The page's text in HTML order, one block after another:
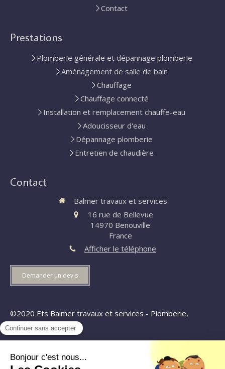
Contact
Prestations
Plomberie générale et dépannage plomberie
Aménagement de salle de bain
Chauffage
Chauffage connecté
Installation et remplacement chauffe-eau
Adoucisseur d'eau
Dépannage plomberie
Entretien de chaudière
Contact
Balmer travaux et services
16 rue de Bellevue
14970 Benouville
France
Afficher le téléphone
Demander un devis
©2020 Ets Balmer travaux et services - Plomberie,
chauffage